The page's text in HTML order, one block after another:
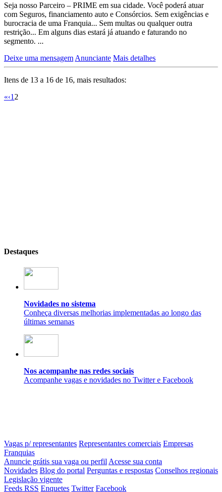
Seja nosso Parceiro – PRIME em sua cidade. Você poderá atuar
com Seguros, financiamento auto e Consórcios. Sem exigências e
burocracia de uma Franquia... Sem multas ou qualquer outra
restrição... Em alguns dias estará já atuando e faturando no
segmento. ...
Deixe uma mensagem Anunciante Mais detalhes
Itens de 13 a 16 de 16, mais resultados:
«‹1 2
Destaques
Novidades no sistema
Conheça diversas melhorias implementadas ao longo das
últimas semanas
Nos acompanhe nas redes sociais
Acompanhe vagas e novidades no Twitter e Facebook
Vagas p/ representantes Representantes comerciais Empresas
Franquias
Anuncie grátis sua vaga ou perfil Acesse sua conta
Novidades Blog do portal Perguntas e respostas Conselhos regionais
Legislação vigente
Feeds RSS Enquetes Twitter Facebook